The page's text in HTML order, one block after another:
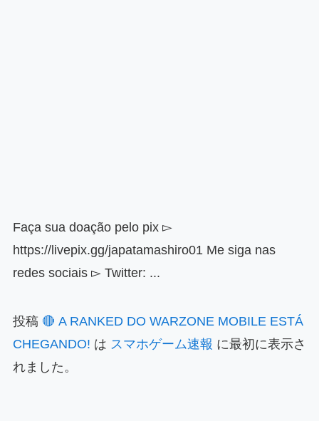
Faça sua doação pelo pix ▻
https://livepix.gg/japatamashiro01 Me siga nas
redes sociais ▻ Twitter: ...
投稿 🔴 A RANKED DO WARZONE MOBILE ESTÁ
CHEGANDO! は スマホゲーム速報 に最初に表示さ
れました。